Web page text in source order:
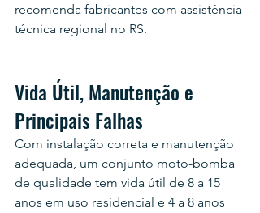
recomenda fabricantes com assistência
técnica regional no RS.
Vida Útil, Manutenção e
Principais Falhas
Com instalação correta e manutenção
adequada, um conjunto moto-bomba
de qualidade tem vida útil de 8 a 15
anos em uso residencial e 4 a 8 anos